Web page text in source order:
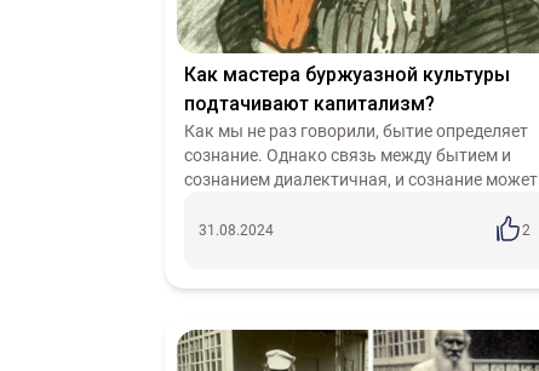
Как мастера буржуазной культуры
подтачивают капитализм?
Как мы не раз говорили, бытие определяет
сознание. Однако связь между бытием и
сознанием диалектичная, и сознание может
главнейших и древнейших форм такого
31.08.2024 2